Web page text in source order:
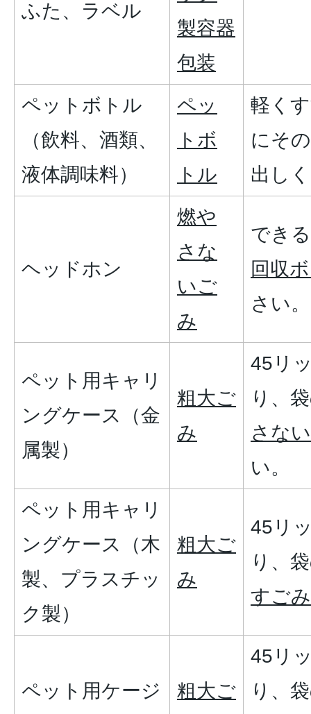
ふた、ラベル
製容器
包装
ペットボトル
（飲料、酒類、
液体調味料）
ペッ
トボ
トル
軽く
にそ
出し
ヘッドホン
燃や
さな
いご
み
でき
回収
さい。
ペット用キャリ
ングケース（金
属製）
粗大ご
み
45リ
り、
さな
い。
ペット用キャリ
ングケース（木
製、プラスチッ
ク製）
粗大ご
み
45リ
り、
すごみ
ペット用ケージ
粗大ご
45リ
り、